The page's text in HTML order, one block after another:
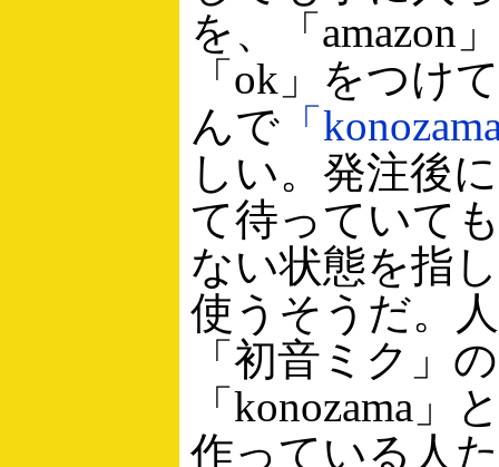
を、「amazon
「ok」をつけ
んで 「
しい。発注後
て待っていて
ない状態を指
使うそうだ。
「初音ミク」
「konozama」
作っている人